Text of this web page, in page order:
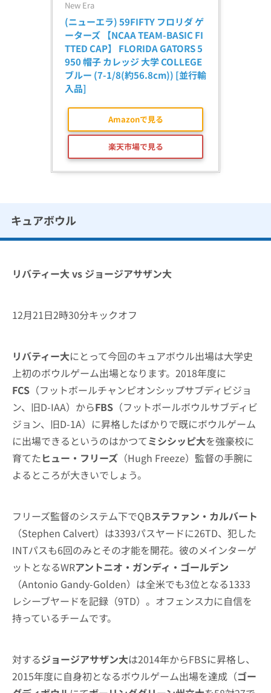
New Era
(ニューエラ) 59FIFTY フロリダ ゲ
ーターズ 【NCAA TEAM-BASIC FI
TTED CAP】 FLORIDA GATORS 5
950 帽子 カレッジ 大学 COLLEGE
ブルー (7-1/8(約56.8cm)) [並行輸
入品]
Amazonで見る
楽天市場で見る
キュアボウル
リバティー大 vs ジョージアサザン大
12月21日2時30分キックオフ
リバティー大にとって今回のキュアボウル出場は大学史
上初のボウルゲーム出場となります。2018年度に
FCS （フットボールチャンピオンシップサブディビジョ
ン、旧D-IAA）からFBS （フットボールボウルサブディビ
ジョン、旧D-1A）に昇格したばかりで既にボウルゲーム
に出場できるというのはかつてミシシッピ大を強豪校に
育てたヒュー・フリーズ （Hugh Freeze）監督の手腕に
よるところが大きいでしょう。
フリーズ監督のシステム下でQBステファン・カルバート
（Stephen Calvert）は3393パスヤードに26TD、犯した
INTパスも6回のみとその才能を開花。彼のメインターゲ
ットとなるWRアントニオ・ガンディ・ゴールデン
（Antonio Gandy-Golden）は全米でも3位となる1333
レシーブヤードを記録（9TD）。オフェンス力に自信を
持っているチームです。
対するジョージアサザン大は2014年からFBSに昇格し、
2015年度に自身初となるボウルゲーム出場を達成（ゴー